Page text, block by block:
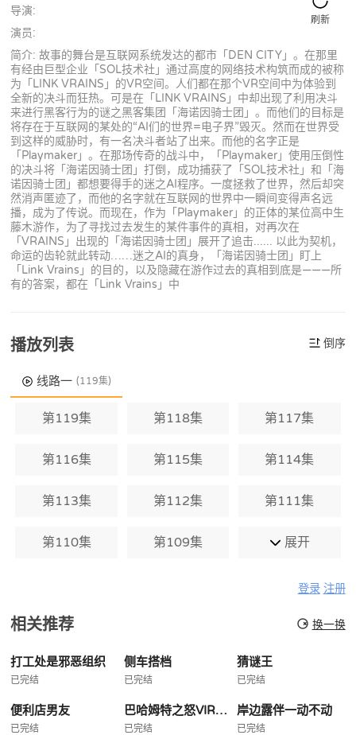
刷新
导演:
演员:
简介: 故事的舞台是互联网系统发达的都市「DEN CITY」。在那里
有经由巨型企业「SOL技术社」通过高度的网络技术构筑而成的被称
为「LINK VRAINS」的VR空间。人们都在那个VR空间中为体验到
全新的决斗而狂热。可是在「LINK VRAINS」中却出现了利用决斗
来进行黑客行为的谜之黑客集团「海诺因骑士团」。而他们的目标是
将存在于互联网的某处的“AI们的世界=电子界”毁灭。然而在世界受
到这样的威胁时，有一名决斗者站了出来。而他的名字正是
「Playmaker」。在那场传奇的战斗中，「Playmaker」使用压倒性
的决斗将「海诺因骑士团」打倒，成功捕获了「SOL技术社」和「海
诺因骑士团」都想要得手的迷之AI程序。一度拯救了世界，然后却突
然消声匿迹了，而他的名字就在互联网的世界中一瞬间变得声名远
播，成为了传说。而现在，作为「Playmaker」的正体的某位高中生
藤木游作，为了寻找过去发生的某件事件的真相，对再次在
「VRAINS」出现的「海诺因骑士团」展开了追击...... 以此为契机，
命运的齿轮就此转动……迷之AI的真身，「海诺因骑士团」盯上
「Link Vrains」的目的，以及隐藏在游作过去的真相到底是———所
有的答案，都在「Link Vrains」中
播放列表 倒序
线路一 (119集)
第119集 第118集 第117集
第116集 第115集 第114集
第113集 第112集 第111集
第110集 第109集 展开
登录 注册
相关推荐 换一换
打工处是邪恶组织
已完结
侧车搭档
已完结
猜谜王
已完结
便利店男友
已完结
巴哈姆特之怒VIRGINSOUL
已完结
岸边露伴一动不动
已完结